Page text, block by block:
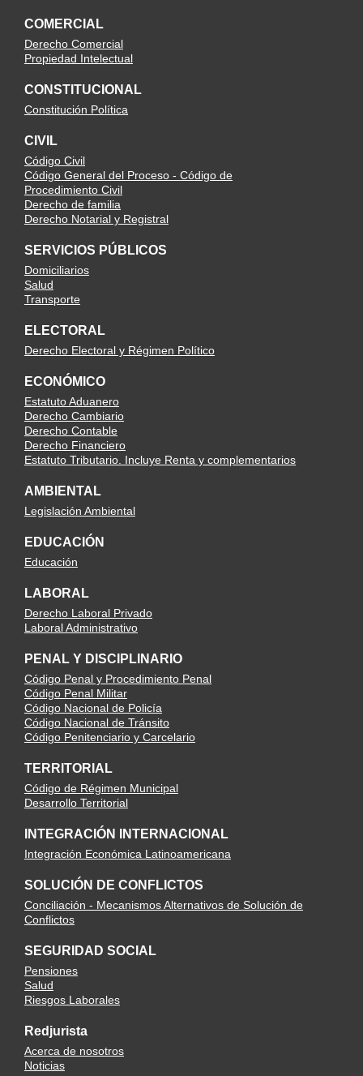
COMERCIAL
Derecho Comercial
Propiedad Intelectual
CONSTITUCIONAL
Constitución Política
CIVIL
Código Civil
Código General del Proceso - Código de
Procedimiento Civil
Derecho de familia
Derecho Notarial y Registral
SERVICIOS PÚBLICOS
Domiciliarios
Salud
Transporte
ELECTORAL
Derecho Electoral y Régimen Político
ECONÓMICO
Estatuto Aduanero
Derecho Cambiario
Derecho Contable
Derecho Financiero
Estatuto Tributario. Incluye Renta y complementarios
AMBIENTAL
Legislación Ambiental
EDUCACIÓN
Educación
LABORAL
Derecho Laboral Privado
Laboral Administrativo
PENAL Y DISCIPLINARIO
Código Penal y Procedimiento Penal
Código Penal Militar
Código Nacional de Policía
Código Nacional de Tránsito
Código Penitenciario y Carcelario
TERRITORIAL
Código de Régimen Municipal
Desarrollo Territorial
INTEGRACIÓN INTERNACIONAL
Integración Económica Latinoamericana
SOLUCIÓN DE CONFLICTOS
Conciliación - Mecanismos Alternativos de Solución de
Conflictos
SEGURIDAD SOCIAL
Pensiones
Salud
Riesgos Laborales
Redjurista
Acerca de nosotros
Noticias